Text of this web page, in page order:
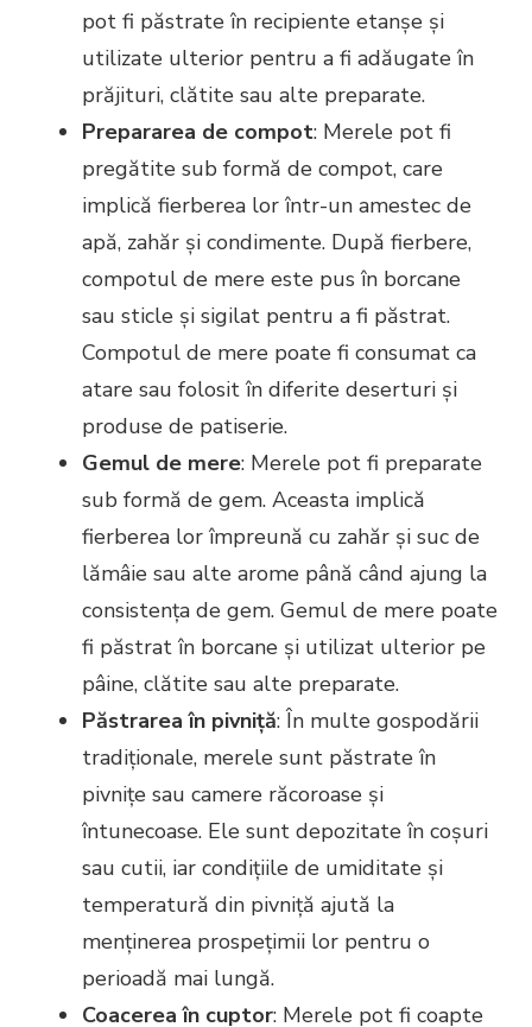
pot fi păstrate în recipiente etanșe și
utilizate ulterior pentru a fi adăugate în
prăjituri, clătite sau alte preparate.
Prepararea de compot: Merele pot fi
pregătite sub formă de compot, care
implică fierberea lor într-un amestec de
apă, zahăr și condimente. După fierbere,
compotul de mere este pus în borcane
sau sticle și sigilat pentru a fi păstrat.
Compotul de mere poate fi consumat ca
atare sau folosit în diferite deserturi și
produse de patiserie.
Gemul de mere: Merele pot fi preparate
sub formă de gem. Aceasta implică
fierberea lor împreună cu zahăr și suc de
lămâie sau alte arome până când ajung la
consistența de gem. Gemul de mere poate
fi păstrat în borcane și utilizat ulterior pe
pâine, clătite sau alte preparate.
Păstrarea în pivniță: În multe gospodării
tradiționale, merele sunt păstrate în
pivnițe sau camere răcoroase și
întunecoase. Ele sunt depozitate în coșuri
sau cutii, iar condițiile de umiditate și
temperatură din pivniță ajută la
menținerea prospețimii lor pentru o
perioadă mai lungă.
Coacerea în cuptor: Merele pot fi coapte